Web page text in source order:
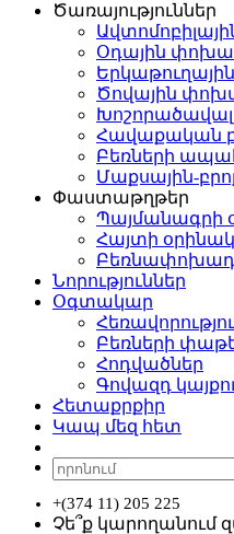
Ծառայություններ
Օդային
Ծովային
Խոշորածավալ
Հավաքական
Բեռների
Մաքսային-
Փաստաթղթեր
Պայմանագրի
Հայտի օրինակ
Նորություններ
Օգտակար
Բեռների
Հոդվածներ
Գովազդ
Հետաքրքիր
Կապ մեզ հետ
+(374 11) 205 225
Չե՞ք կարողանում